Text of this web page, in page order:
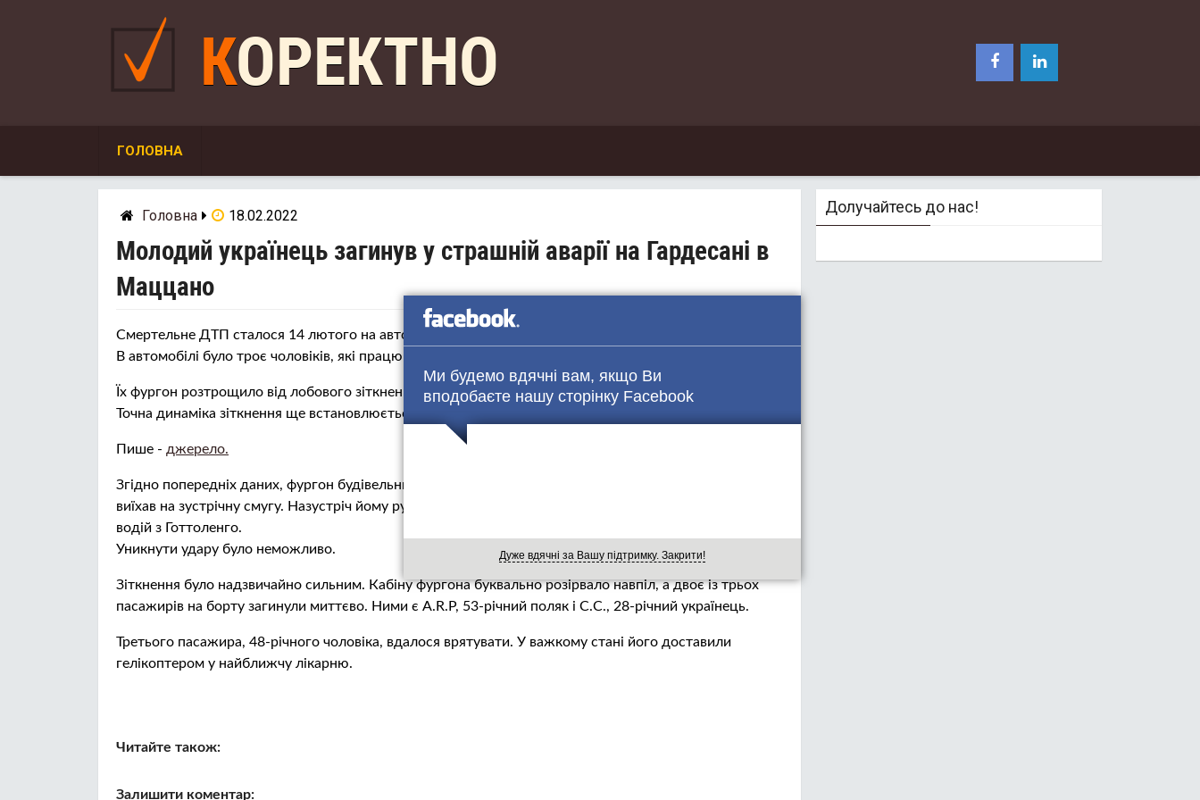
Ми будемо вдячні вам, якщо Ви
вподобаєте нашу сторінку Facebook
Дуже вдячні за Вашу підтримку. Закрити!
КОРЕКТНО
ГОЛОВНА
Головна 18.02.2022
Молодий українець загинув у страшній аварії на Гардесані в
Маццано
Смертельне ДТП сталося 14 лютого на автостраді 45 біс поблизу Маццано.
В автомобілі було троє чоловіків, які працювали в Італії будівельниками.
Їх фургон розтрощило від лобового зіткнення із великовагом, що рухався в зворотному напрямку.
Точна динаміка зіткнення ще встановлюється.
Пише - джерело.
Згідно попередніх даних, фургон будівельників Daily Iveco, що їхав у напрямку Сало, на повороті
виїхав на зустрічну смугу. Назустріч йому рухалася вантажівка із підйомним краном, за її кермом був
водій з Готтоленго.
Уникнути удару було неможливо.
Зіткнення було надзвичайно сильним. Кабіну фургона буквально розірвало навпіл, а двоє із трьох
пасажирів на борту загинули миттєво. Ними є A.R.P, 53-річний поляк і С.С., 28-річний українець.
Третього пасажира, 48-річного чоловіка, вдалося врятувати. У важкому стані його доставили
гелікоптером у найближчу лікарню.
Читайте також:
Залишити коментар:
Долучайтесь до нас!